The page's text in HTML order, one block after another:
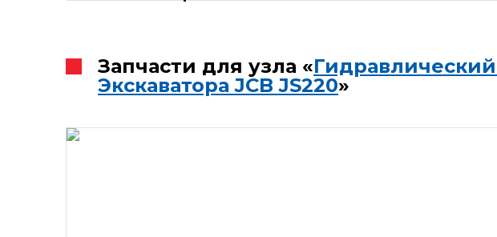
Запчасти для узла «
Экскаватора JCB JS220»